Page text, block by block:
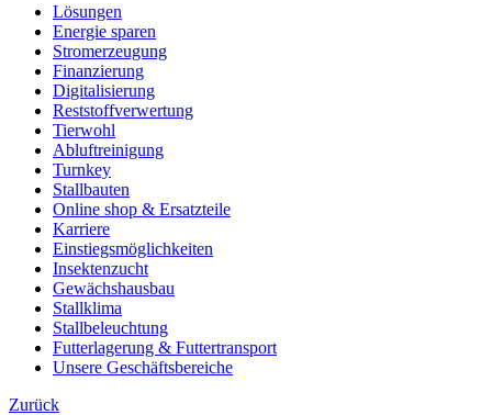
Lösungen
Energie sparen
Stromerzeugung
Finanzierung
Digitalisierung
Reststoffverwertung
Tierwohl
Abluftreinigung
Turnkey
Stallbauten
Online shop & Ersatzteile
Karriere
Einstiegsmöglichkeiten
Insektenzucht
Gewächshausbau
Stallklima
Stallbeleuchtung
Futterlagerung & Futtertransport
Unsere Geschäftsbereiche
Zurück